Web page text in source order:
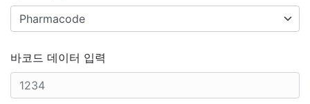
바코드 데이터 입력